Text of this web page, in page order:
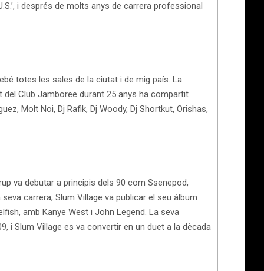
i després de molts anys de carrera professional
totes les sales de la ciutat i de mig país. La
Club Jamboree durant 25 anys ha compartit
Molt Noi, Dj Rafik, Dj Woody, Dj Shortkut, Orishas,
va debutar a principis dels 90 com Ssenepod,
carrera, Slum Village va publicar el seu àlbum
amb Kanye West i John Legend. La seva
i Slum Village es va convertir en un duet a la dècada